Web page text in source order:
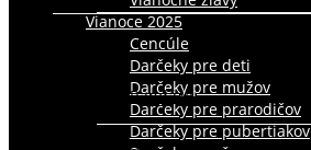
Bandáže
Vianoce 2025
Cencúle
Darčeky pre deti
Darčeky pre mužov
Darčeky pre prarodičov
Darčeky pre pubertiakov